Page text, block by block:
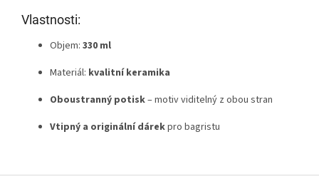
Vlastnosti:
Objem: 330 ml
Materiál: kvalitní keramika
Oboustranný potisk– motiv viditelný z obou stran
Vtipný a originální dárekpro bagristu